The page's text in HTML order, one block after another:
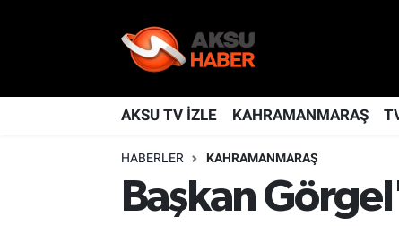
AKSU TV İZLE KAHRAMANMARAŞ
HABERLER KAHRAMANMARAŞ
Başkan
KAHRAMANMARAŞ
Nöbetçi Eczaneler
Hava Durumu
Kahramanmaraş Namaz Vakitleri
Trafik Durumu